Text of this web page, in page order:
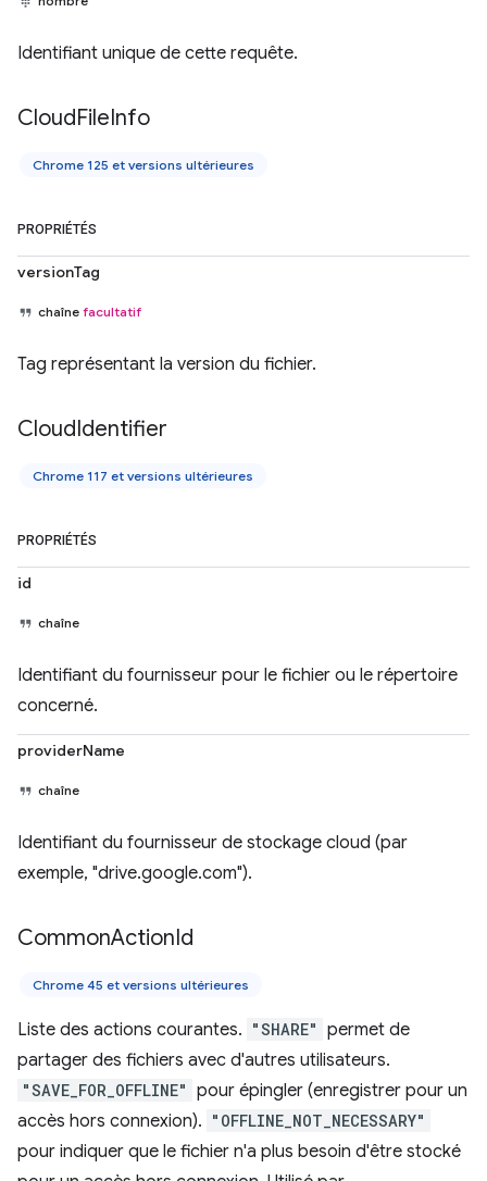
Identifiant unique de cette requête.
CloudFileInfo
Chrome 125 et versions ultérieures
PROPRIÉTÉS
versionTag
chaîne facultatif
Tag représentant la version du fichier.
CloudIdentifier
Chrome 117 et versions ultérieures
PROPRIÉTÉS
id
chaîne
Identifiant du fournisseur pour le fichier ou le répertoire
concerné.
providerName
chaîne
Identifiant du fournisseur de stockage cloud (par
exemple, "drive.google.com").
CommonActionId
Chrome 45 et versions ultérieures
Liste des actions courantes. "SHARE" permet de
partager des fichiers avec d'autres utilisateurs.
"SAVE_FOR_OFFLINE" pour épingler (enregistrer pour un
accès hors connexion). "OFFLINE_NOT_NECESSARY"
pour indiquer que le fichier n'a plus besoin d'être stocké